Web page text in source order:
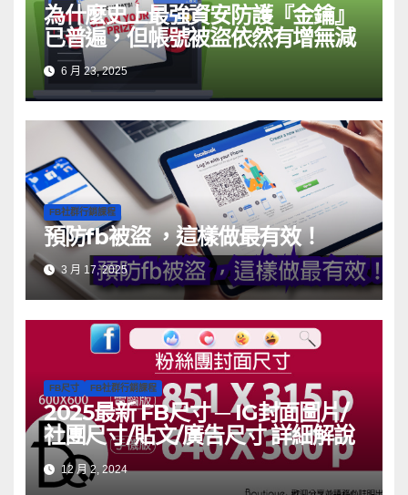
為什麼史上最強資安防護『金鑰』
已普遍，但帳號被盜依然有增無減
6 月 23, 2025
FB社群行銷課程
預防fb被盜 ，這樣做最有效！
3 月 17, 2025
FB尺寸 FB社群行銷課程
2025最新 FB尺寸 ─ IG封面圖片/
社團尺寸/貼文/廣告尺寸 詳細解說
12 月 2, 2024